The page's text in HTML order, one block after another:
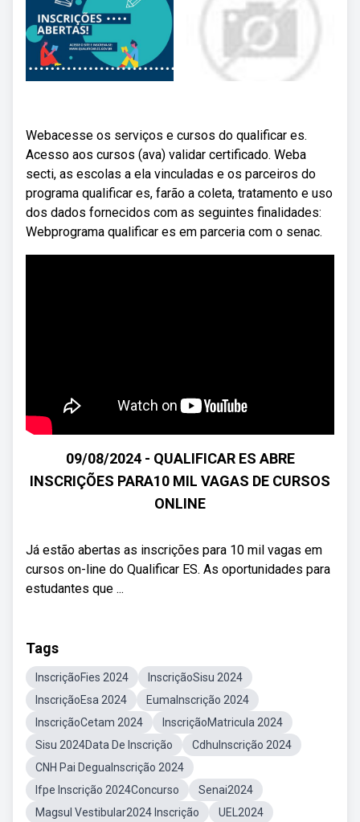
Webacesse os serviços e cursos do qualificar es.
Acesso aos cursos (ava) validar certificado. Weba
secti, as escolas a ela vinculadas e os parceiros do
programa qualificar es, farão a coleta, tratamento e uso
dos dados fornecidos com as seguintes finalidades:
Webprograma qualificar es em parceria com o senac.
09/08/2024 - QUALIFICAR ES ABRE
INSCRIÇÕES PARA10 MIL VAGAS DE CURSOS
ONLINE
Já estão abertas as inscrições para 10 mil vagas em
cursos on-line do Qualificar ES. As oportunidades para
estudantes que ...
Tags
InscriçãoFies 2024
InscriçãoSisu 2024
InscriçãoEsa 2024
EumaInscrição 2024
InscriçãoCetam 2024
InscriçãoMatricula 2024
Sisu 2024Data De Inscrição
CdhuInscrição 2024
CNH Pai DeguaInscrição 2024
Ifpe Inscrição 2024Concurso
Senai2024
Magsul Vestibular2024 Inscrição
UEL2024